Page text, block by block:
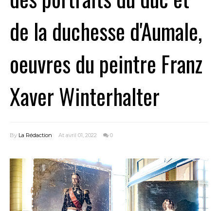
de la duchesse d'Aumale,
oeuvres du peintre Franz
Xaver Winterhalter
By La Rédaction At avril 01, 2022 0